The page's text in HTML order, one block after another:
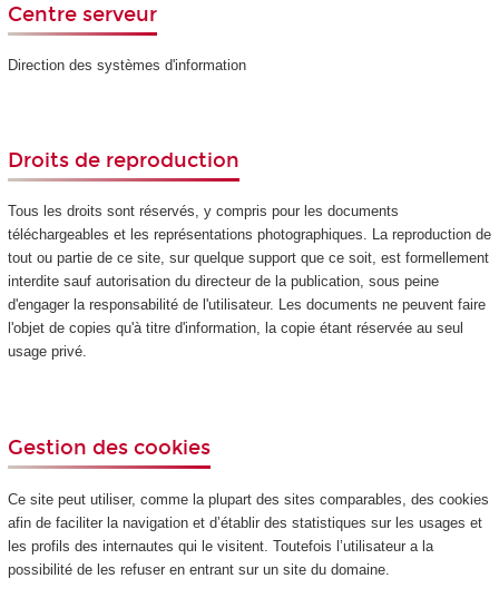
Centre serveur
Direction des systèmes d'information
Droits de reproduction
Tous les droits sont réservés, y compris pour les documents
téléchargeables et les représentations photographiques. La reproduction de
tout ou partie de ce site, sur quelque support que ce soit, est formellement
interdite sauf autorisation du directeur de la publication, sous peine
d'engager la responsabilité de l'utilisateur. Les documents ne peuvent faire
l'objet de copies qu'à titre d'information, la copie étant réservée au seul
usage privé.
Gestion des cookies
Ce site peut utiliser, comme la plupart des sites comparables, des cookies
afin de faciliter la navigation et d’établir des statistiques sur les usages et
les profils des internautes qui le visitent. Toutefois l’utilisateur a la
possibilité de les refuser en entrant sur un site du domaine.